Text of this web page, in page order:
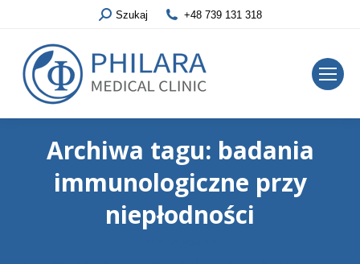
Szukaj +48 739 131 318
Archiwa tagu: badania
immunologiczne przy
niepłodności